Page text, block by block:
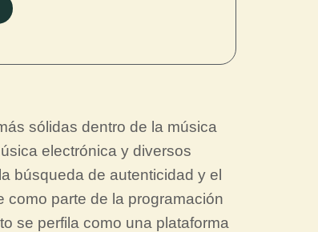
sólidas dentro de la música
electrónica y diversos
búsqueda de autenticidad y el
parte de la programación
se perfila como una plataforma